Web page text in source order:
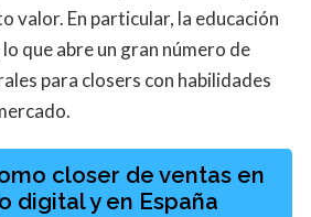
valor. En particular, la educación
que abre un gran número de
para closers con habilidades
closer de ventas en
digital y en España